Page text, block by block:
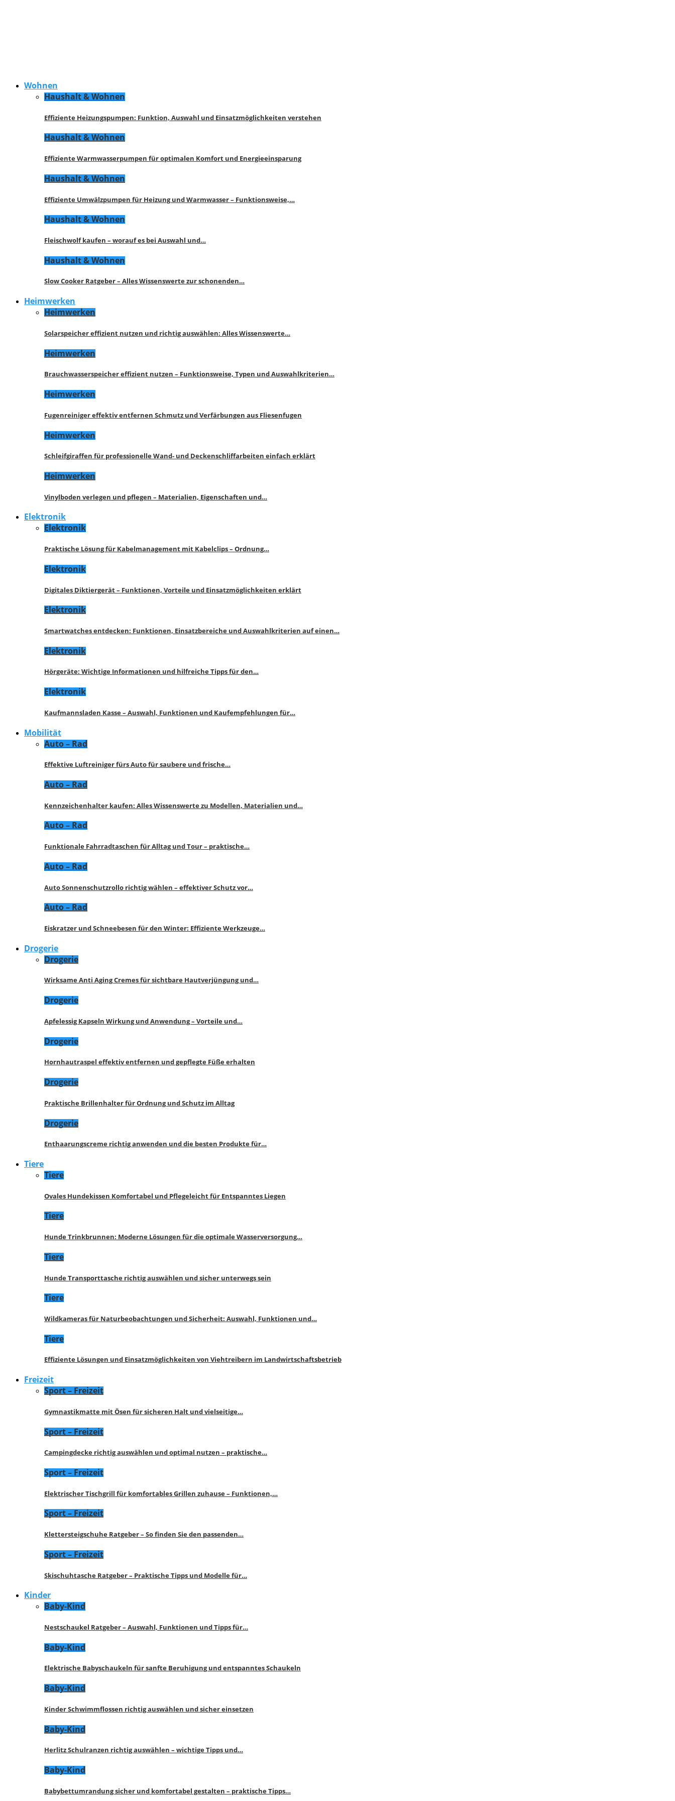
Wohnen
Haushalt & Wohnen
Effiziente Heizungspumpen: Funktion, Auswahl und Einsatzmöglichkeiten verstehen
Haushalt & Wohnen
Effiziente Warmwasserpumpen für optimalen Komfort und Energieeinsparung
Haushalt & Wohnen
Effiziente Umwälzpumpen für Heizung und Warmwasser – Funktionsweise,…
Haushalt & Wohnen
Fleischwolf kaufen – worauf es bei Auswahl und…
Haushalt & Wohnen
Slow Cooker Ratgeber – Alles Wissenswerte zur schonenden…
Heimwerken
Heimwerken
Solarspeicher effizient nutzen und richtig auswählen: Alles Wissenswerte…
Heimwerken
Brauchwasserspeicher effizient nutzen – Funktionsweise, Typen und Auswahlkriterien…
Heimwerken
Fugenreiniger effektiv entfernen Schmutz und Verfärbungen aus Fliesenfugen
Heimwerken
Schleifgiraffen für professionelle Wand- und Deckenschliffarbeiten einfach erklärt
Heimwerken
Vinylboden verlegen und pflegen – Materialien, Eigenschaften und…
Elektronik
Elektronik
Praktische Lösung für Kabelmanagement mit Kabelclips – Ordnung…
Elektronik
Digitales Diktiergerät – Funktionen, Vorteile und Einsatzmöglichkeiten erklärt
Elektronik
Smartwatches entdecken: Funktionen, Einsatzbereiche und Auswahlkriterien auf einen…
Elektronik
Hörgeräte: Wichtige Informationen und hilfreiche Tipps für den…
Elektronik
Kaufmannsladen Kasse – Auswahl, Funktionen und Kaufempfehlungen für…
Mobilität
Auto – Rad
Effektive Luftreiniger fürs Auto für saubere und frische…
Auto – Rad
Kennzeichenhalter kaufen: Alles Wissenswerte zu Modellen, Materialien und…
Auto – Rad
Funktionale Fahrradtaschen für Alltag und Tour – praktische…
Auto – Rad
Auto Sonnenschutzrollo richtig wählen – effektiver Schutz vor…
Auto – Rad
Eiskratzer und Schneebesen für den Winter: Effiziente Werkzeuge…
Drogerie
Drogerie
Wirksame Anti Aging Cremes für sichtbare Hautverjüngung und…
Drogerie
Apfelessig Kapseln Wirkung und Anwendung – Vorteile und…
Drogerie
Hornhautraspel effektiv entfernen und gepflegte Füße erhalten
Drogerie
Praktische Brillenhalter für Ordnung und Schutz im Alltag
Drogerie
Enthaarungscreme richtig anwenden und die besten Produkte für…
Tiere
Tiere
Ovales Hundekissen Komfortabel und Pflegeleicht für Entspanntes Liegen
Tiere
Hunde Trinkbrunnen: Moderne Lösungen für die optimale Wasserversorgung…
Tiere
Hunde Transporttasche richtig auswählen und sicher unterwegs sein
Tiere
Wildkameras für Naturbeobachtungen und Sicherheit: Auswahl, Funktionen und…
Tiere
Effiziente Lösungen und Einsatzmöglichkeiten von Viehtreibern im Landwirtschaftsbetrieb
Freizeit
Sport – Freizeit
Gymnastikmatte mit Ösen für sicheren Halt und vielseitige…
Sport – Freizeit
Campingdecke richtig auswählen und optimal nutzen – praktische…
Sport – Freizeit
Elektrischer Tischgrill für komfortables Grillen zuhause – Funktionen,…
Sport – Freizeit
Klettersteigschuhe Ratgeber – So finden Sie den passenden…
Sport – Freizeit
Skischuhtasche Ratgeber – Praktische Tipps und Modelle für…
Kinder
Baby-Kind
Nestschaukel Ratgeber – Auswahl, Funktionen und Tipps für…
Baby-Kind
Elektrische Babyschaukeln für sanfte Beruhigung und entspanntes Schaukeln
Baby-Kind
Kinder Schwimmflossen richtig auswählen und sicher einsetzen
Baby-Kind
Herlitz Schulranzen richtig auswählen – wichtige Tipps und…
Baby-Kind
Babybettumrandung sicher und komfortabel gestalten – praktische Tipps…